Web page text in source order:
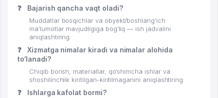
❓ Bajarish qancha vaqt oladi?
Muddatlar bosqichlar va obyekt/boshlang‘ich
ma’lumotlar mavjudligiga bog‘liq — ish jadvalini
aniqlashtiring.
❓
Xizmatga nimalar kiradi va nimalar alohida
to‘lanadi?
Chiqib borish, materiallar, qo‘shimcha ishlar va
shoshilinchlik kiritilgan-kiritilmaganini aniqlashtiring.
❓ Ishlarga kafolat bormi?